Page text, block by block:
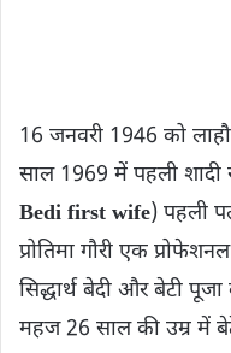
16 जनवरी 1946 को
साल 1969 में पहली शादी
Bedi first wife) पहली
प्रोतिमा गौरी एक
सिद्धार्थ बेदी और बेटी
महज 26 साल की उम्र में